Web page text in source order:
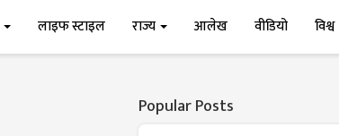
लाइफ स्टाइल राज्य आलेख वीडियो विश्व
Popular Posts